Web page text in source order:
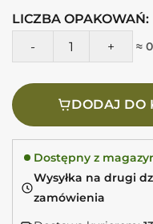
LICZBA OPAKOWAŃ:
ilość Harmony BARI
≈
DODAJ DO
Dostępny z
Wysyłka na drugi
zamówienia